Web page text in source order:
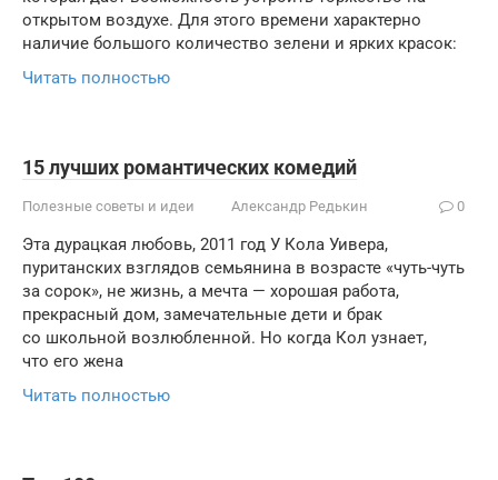
открытом воздухе. Для этого времени характерно
наличие большого количество зелени и ярких красок:
Читать полностью
15 лучших романтических комедий
Полезные советы и идеи Александр Редькин 0
Эта дурацкая любовь, 2011 год У Кола Уивера,
пуританских взглядов семьянина в возрасте «чуть-чуть
за сорок», не жизнь, а мечта — хорошая работа,
прекрасный дом, замечательные дети и брак
со школьной возлюбленной. Но когда Кол узнает,
что его жена
Читать полностью